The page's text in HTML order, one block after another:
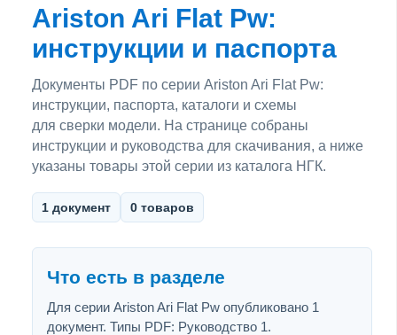
Ariston Ari Flat Pw:
инструкции и паспорта
Документы PDF по серии Ariston Ari Flat Pw:
инструкции, паспорта, каталоги и схемы
для сверки модели. На странице собраны
инструкции и руководства для скачивания, а ниже
указаны товары этой серии из каталога НГК.
1 документ 0 товаров
Что есть в разделе
Для серии Ariston Ari Flat Pw опубликовано 1
документ. Типы PDF: Руководство 1.